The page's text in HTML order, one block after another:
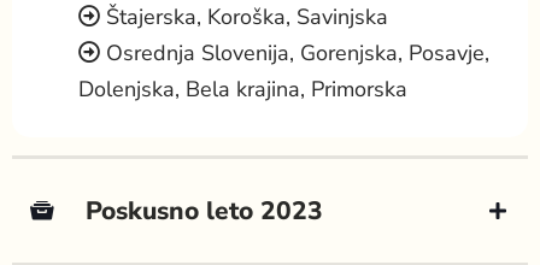
Štajerska, Koroška, Savinjska
Osrednja Slovenija, Gorenjska, Posavje,
Dolenjska, Bela krajina, Primorska
Poskusno leto 2023